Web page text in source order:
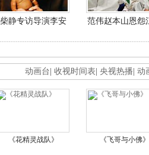
柴静专访导演李安 范伟赵本山恩怨
动画台 收视时间表 央视热播 动
《花精灵战队》 《飞哥与小佛》